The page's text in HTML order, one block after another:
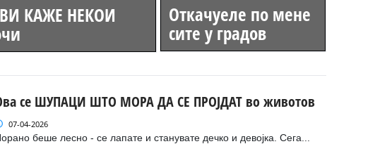
КАЖЕ НЕКОИ Откачуеле по мене
сите у градов
се ШУПАЦИ ШТО МОРА ДА СЕ ПРОЈДАТ во животов
07-04-2026
беше лесно - се лапате и станувате дечко и девојка. Сега...